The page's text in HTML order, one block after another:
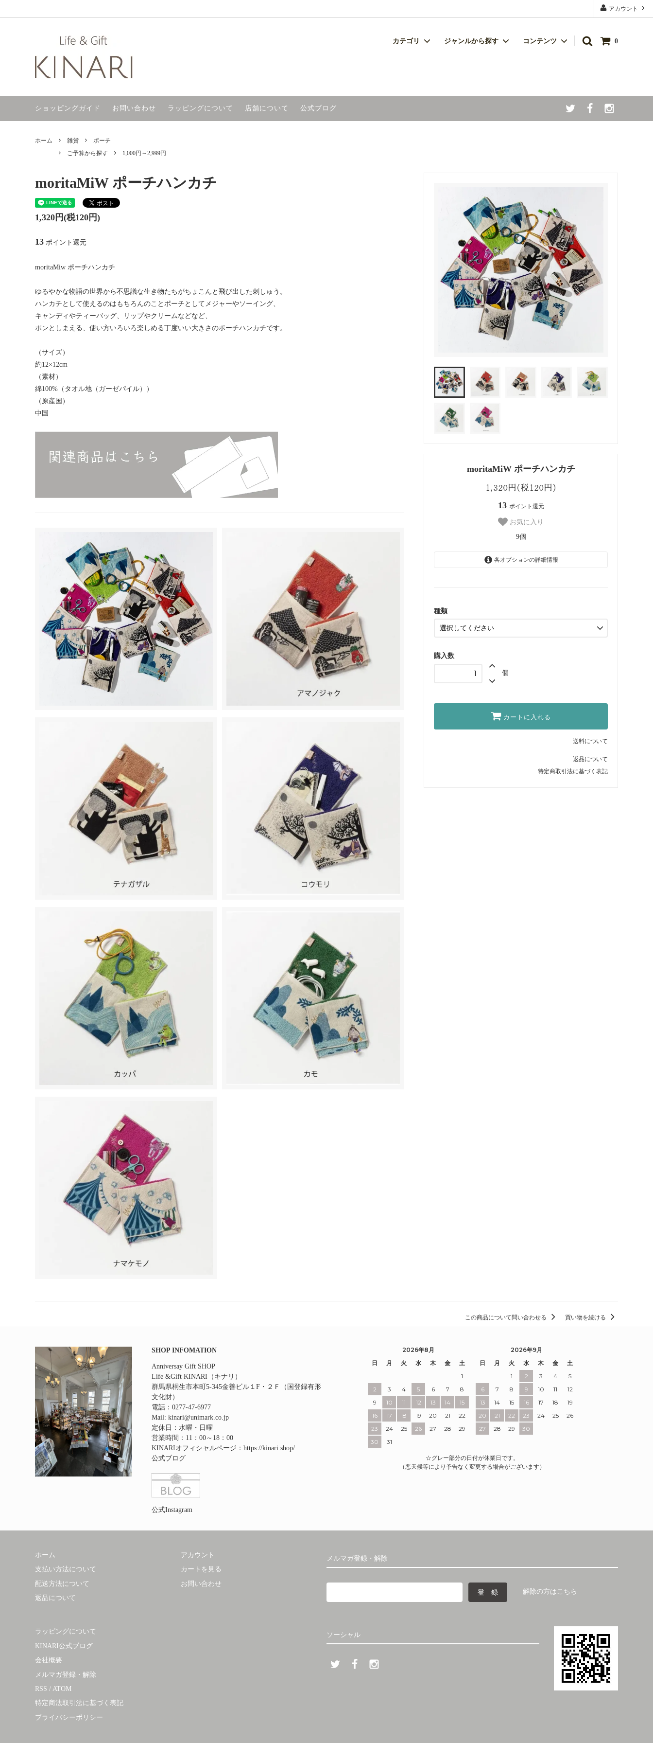
アカウント
0
カテゴリ
名入れ加工
ジャンルから探す
ご予算から探す
日本の焼き物 マスク
プチギフト
コンテンツ
サイトマップ
ショッピングガイド お問い合わせ ラッピングについて 店舗について 公式ブログ
ホーム 雑貨
ポーチ
ご予算から探す
1,000円～2,999円
moritaMiW ポーチハンカチ
1,320円(税120円)
13 ポイント還元
お気に入り
9個
各オプションの詳細情報
SOLD OUT
種類
購入数
個
カートに入れる
送料について
返品について
特定商取引法に基づく表記
moritaMiW ポーチハンカチ
1,320円(税120円)
13 ポイント還元
moritaMiw ポーチハンカチ
ゆるやかな物語の世界から不思議な生き物たちがちょこんと飛び出した刺しゅう。
ハンカチとして使えるのはもちろんのことポーチとしてメジャーやソーイング、
キャンディやティーバッグ、リップやクリームなどなど、
ポンとしまえる、使い方いろいろ楽しめる丁度いい大きさのポーチハンカチです。
（サイズ）
約12×12cm
（素材）
綿100%（タオル地（ガーゼパイル））
（原産国）
中国
この商品について問い合わせる 買い物を続ける
SHOP INFOMATION
Anniversay Gift SHOP
Life &Gift KINARI（キナリ）
群馬県桐生市本町5‐345金善ビル１F・２Ｆ（国登録有形
文化財）
電話：0277-47-6977
Mail: kinari@unimark.co.jp
定休日：水曜・日曜
営業時間：11：00～18：00
KINARIオフィシャルページ： https://kinari.shop/
公式ブログ
公式Instagram
2026年8月
日
月 火 水 木 金
土
1
2
3 4 5 6 7
8
9
10 11 12 13 14
15
16
17 18 19 20 21
22
23
24 25 26 27 28
29
30
31
2026年9月
日
月 火 水 木 金
土
1
2 3 4
5
6
7 8 9 10 11
12
13
14 15 16 17 18
19
20
21 22 23 24 25
26
27
28 29 30
☆グレー部分の日付が休業日です。
（悪天候等により予告なく変更する場合がございます）
メルマガ登録・解除
解除の方はこちら
ホーム
支払い方法について
配送方法について
返品について
アカウント
カートを見る
お問い合わせ
ソーシャル
ラッピングについて
KINARI公式ブログ
会社概要
メルマガ登録・解除
RSS / ATOM
特定商法取引法に基づく表記
プライバシーポリシー